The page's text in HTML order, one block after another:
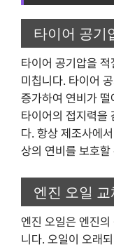
타이어 공기
타이어 공기압을
미칩니다. 타이어
증가하여 연비가
타이어의 접지력을
다. 항상 제조사에
상의 연비를 보호할
엔진 오일 교
엔진 오일은 엔진
니다. 오일이 오래